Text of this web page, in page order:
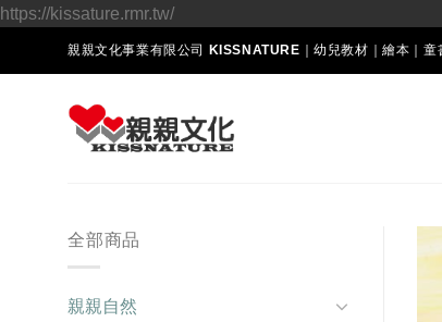
https://kissature.rmr.tw/Skip
to
親親文化事業有限公司 KISSNATURE｜幼兒教材｜繪本｜
全部商品
親親自然